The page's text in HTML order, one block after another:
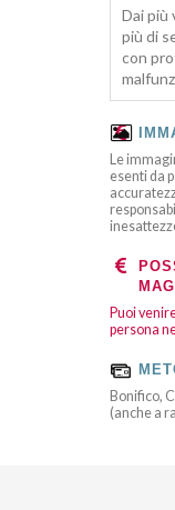
Dai più
più di
con
Le
esenti da
Puoi
persona
Bonifico,
(anche a